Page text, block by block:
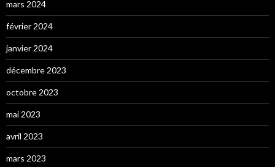
mars 2024
février 2024
janvier 2024
décembre 2023
octobre 2023
mai 2023
avril 2023
mars 2023